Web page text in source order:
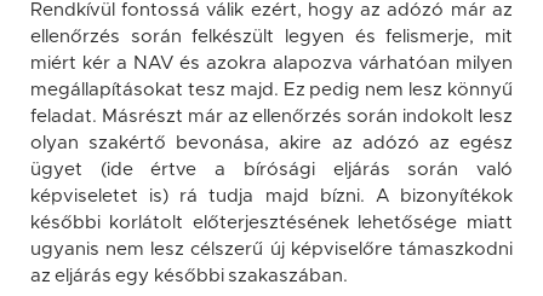
Rendkívül fontossá válik ezért, hogy az adózó már az
ellenőrzés során felkészült legyen és felismerje, mit
miért kér a NAV és azokra alapozva várhatóan milyen
megállapításokat tesz majd. Ez pedig nem lesz könnyű
feladat. Másrészt már az ellenőrzés során indokolt lesz
olyan szakértő bevonása, akire az adózó az egész
ügyet (ide értve a bírósági eljárás során való
képviseletet is) rá tudja majd bízni. A bizonyítékok
későbbi korlátolt előterjesztésének lehetősége miatt
ugyanis nem lesz célszerű új képviselőre támaszkodni
az eljárás egy későbbi szakaszában.